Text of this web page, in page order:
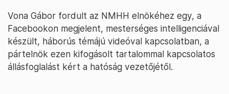
Vona Gábor fordult az NMHH elnökéhez egy, a
Facebookon megjelent, mesterséges intelligenciával
készült, háborús témájú videóval kapcsolatban, a
pártelnök ezen kifogásolt tartalommal kapcsolatos
állásfoglalást kért a hatóság vezetőjétől.